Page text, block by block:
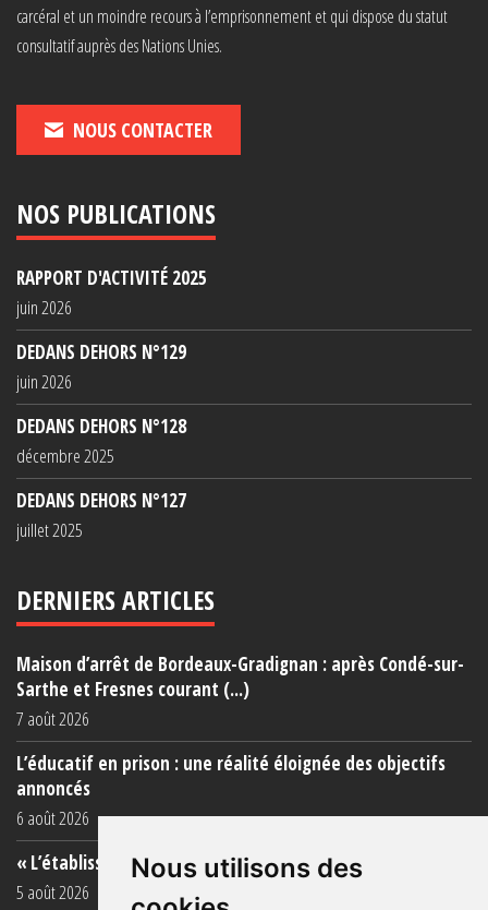
Nous utilisons des
carcéral et un moindre recours à l’emprisonnement et qui dispose du statut
consultatif auprès des Nations Unies.
NOUS CONTACTER
NOS PUBLICATIONS
RAPPORT D'ACTIVITÉ 2025
juin 2026
DEDANS DEHORS N°129
juin 2026
DEDANS DEHORS N°128
décembre 2025
DEDANS DEHORS N°127
juillet 2025
DERNIERS ARTICLES
Maison d’arrêt de Bordeaux-Gradignan : après Condé-sur-
Sarthe et Fresnes courant (...)
7 août 2026
L’éducatif en prison : une réalité éloignée des objectifs
annoncés
6 août 2026
« L’établissement est une porcherie totale »
5 août 2026